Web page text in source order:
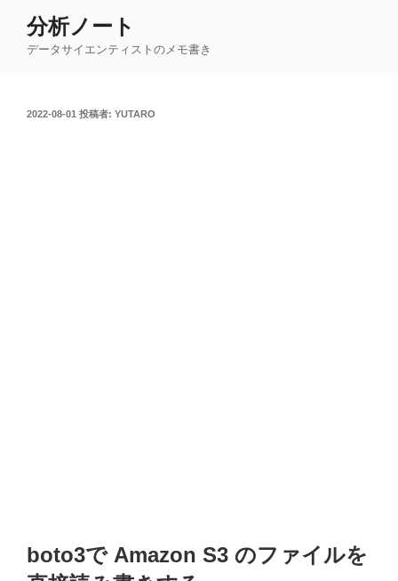
分析ノート
データサイエンティストのメモ書き
投
2022-08-01 投稿者: YUTARO
boto3で Amazon S3 のファイルを